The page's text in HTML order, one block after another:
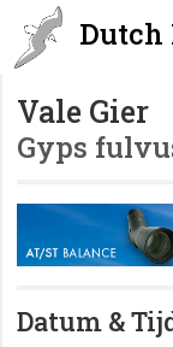
Dutch
Vale Gier
Gyps
Datum &